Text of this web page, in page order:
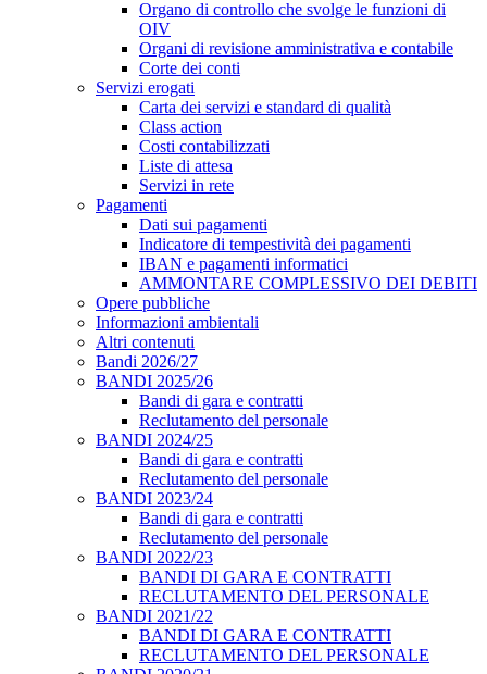
Organo di controllo che svolge le funzioni di
OIV
Organi di revisione amministrativa e contabile
Corte dei conti
Servizi erogati
Carta dei servizi e standard di qualità
Class action
Costi contabilizzati
Liste di attesa
Servizi in rete
Pagamenti
Dati sui pagamenti
Indicatore di tempestività dei pagamenti
IBAN e pagamenti informatici
AMMONTARE COMPLESSIVO DEI DEBITI
Opere pubbliche
Informazioni ambientali
Altri contenuti
Bandi 2026/27
BANDI 2025/26
Bandi di gara e contratti
Reclutamento del personale
BANDI 2024/25
Bandi di gara e contratti
Reclutamento del personale
BANDI 2023/24
Bandi di gara e contratti
Reclutamento del personale
BANDI 2022/23
BANDI DI GARA E CONTRATTI
RECLUTAMENTO DEL PERSONALE
BANDI 2021/22
BANDI DI GARA E CONTRATTI
RECLUTAMENTO DEL PERSONALE